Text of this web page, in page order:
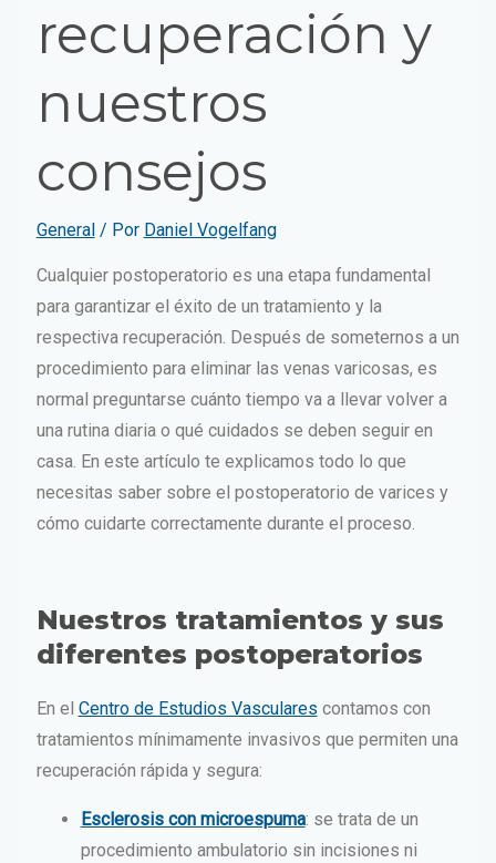
recuperación y
nuestros
consejos
General/ Por Daniel Vogelfang
Cualquier postoperatorio es una etapa fundamental
para garantizar el éxito de un tratamiento y la
respectiva recuperación. Después de someternos a un
procedimiento para eliminar las venas varicosas, es
normal preguntarse cuánto tiempo va a llevar volver a
una rutina diaria o qué cuidados se deben seguir en
casa. En este artículo te explicamos todo lo que
necesitas saber sobre el postoperatorio de varices y
cómo cuidarte correctamente durante el proceso.
Nuestros tratamientos y sus
diferentes postoperatorios
En el Centro de Estudios Vasculares contamos con
tratamientos mínimamente invasivos que permiten una
recuperación rápida y segura:
Esclerosis con microespuma: se trata de un
procedimiento ambulatorio sin incisiones ni